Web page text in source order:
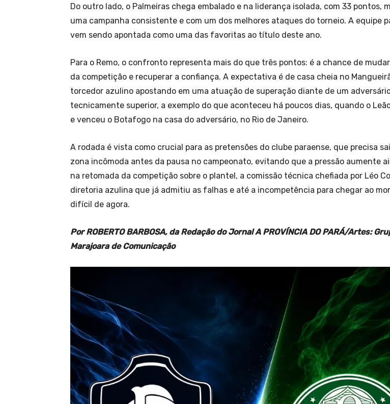
Do outro lado, o Palmeiras chega embalado e na liderança isolada, com 33 pontos,
uma campanha consistente e com um dos melhores ataques do torneio. A equipe
vem sendo apontada como uma das favoritas ao título deste ano.
Para o Remo, o confronto representa mais do que três pontos: é a chance de
da competição e recuperar a confiança. A expectativa é de casa cheia no
torcedor azulino apostando em uma atuação de superação diante de um
tecnicamente superior, a exemplo do que aconteceu há poucos dias, quando o
e venceu o Botafogo na casa do adversário, no Rio de Janeiro.
A rodada é vista como crucial para as pretensões do clube paraense, que precisa
zona incômoda antes da pausa no campeonato, evitando que a pressão aumente
na retomada da competição sobre o plantel, a comissão técnica chefiada por Léo
diretoria azulina que já admitiu as falhas e até a incompetência para chegar ao
difícil de agora.
Por ROBERTO BARBOSA, da Redação do Jornal A PROVÍNCIA DO PARÁ/Artes:
Marajoara de Comunicação